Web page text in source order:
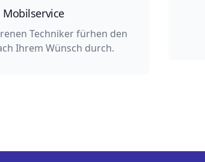
Mobilservice
Techniker fürhen den
Ihrem Wünsch durch.